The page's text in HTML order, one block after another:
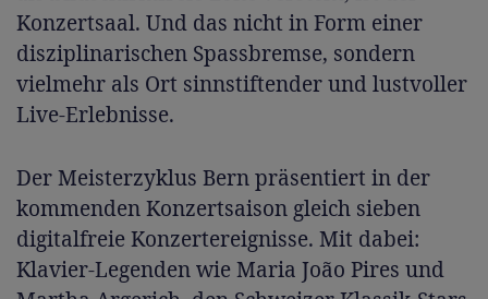
Konzertsaal. Und das nicht in Form einer
disziplinarischen Spassbremse, sondern
vielmehr als Ort sinnstiftender und lustvoller
Live-Erlebnisse.
Der Meisterzyklus Bern präsentiert in der
kommenden Konzertsaison gleich sieben
digitalfreie Konzertereignisse. Mit dabei:
Klavier-Legenden wie Maria João Pires und